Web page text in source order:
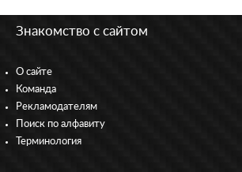
Знакомство с сайтом
О сайте
Команда
Рекламодателям
Поиск по алфавиту
Терминология